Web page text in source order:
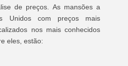
de preços. As mansões a
Unidos com preços mais
nos mais conhecidos
eles, estão: